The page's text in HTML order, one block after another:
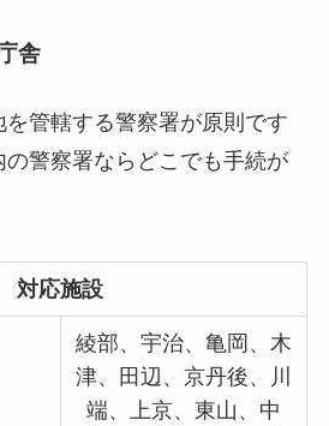
舎
管轄する警察署が原則です
警察署ならどこでも手続が
対応施設
綾部、宇治、亀岡、木
津、田辺、京丹後、川
端、上京、東山、中